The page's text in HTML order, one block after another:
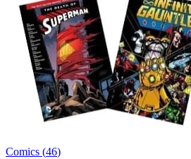
Comics (46)